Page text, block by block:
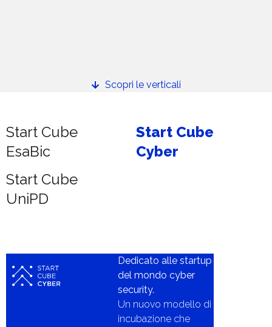
Scopri le verticali
Start Cube
EsaBic
Start Cube
Cyber
Start Cube
UniPD
Dedicato alle startup
del mondo cyber
security.
Un nuovo modello di
incubazione che